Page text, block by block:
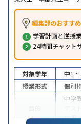
編集部のおすす
学習計画と逆授
24時間チャット
対象学年 中1 ~
授業形式
個別
中学
テス
策私